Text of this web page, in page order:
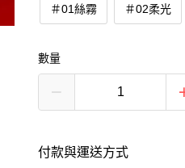
＃01絲霧 ＃02柔光
數量
付款與運送方式